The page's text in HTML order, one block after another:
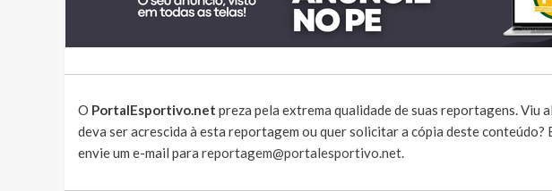
O PortalEsportivo.net preza pela extrema qualidade de suas reportagens. Viu
deva ser acrescida à esta reportagem ou quer solicitar a cópia deste conteúdo?
envie um e-mail para reportagem@portalesportivo.net.